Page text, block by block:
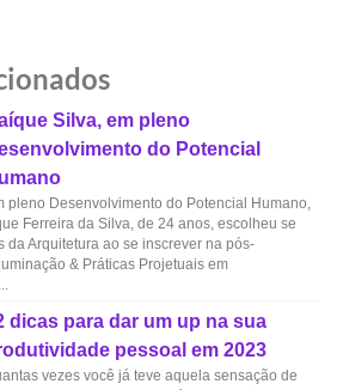
Silva, em pleno
do Potencial
pleno Desenvolvimento do Potencial Humano,
Ferreira da Silva, de 24 anos, escolheu se
da Arquitetura ao se inscrever na pós-
& Práticas Projetuais em
dicas para dar um up na sua
pessoal em 2023
vezes você já teve aquela sensação de